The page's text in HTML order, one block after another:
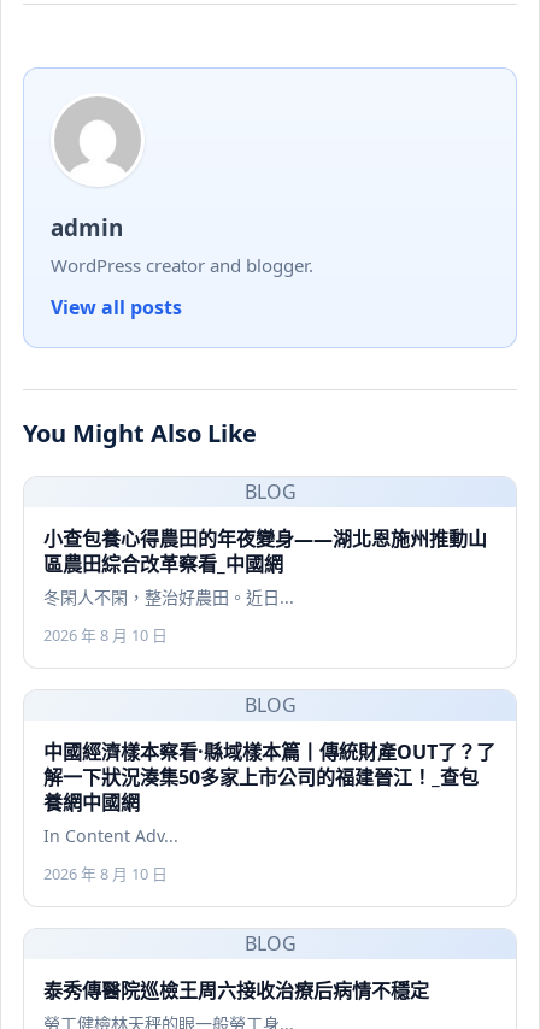
admin
WordPress creator and blogger.
View all posts
You Might Also Like
BLOG
小查包養心得農田的年夜變身——湖北恩施州推動山
區農田綜合改革察看_中國網
冬閑人不閑，整治好農田。近日...
2026 年 8 月 10 日
BLOG
中國經濟樣本察看·縣域樣本篇丨傳統財產OUT了？了
解一下狀況湊集50多家上市公司的福建晉江！_查包
養網中國網
In Content Adv...
2026 年 8 月 10 日
BLOG
泰秀傳醫院巡檢王周六接收治療后病情不穩定
勞工健檢林天秤的眼一般勞工身...